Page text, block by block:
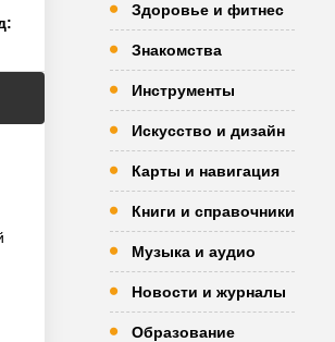
Здоровье и фитнес
Знакомства
Инструменты
Искусство и дизайн
Карты и навигация
Книги и справочники
Музыка и аудио
Новости и журналы
Образование